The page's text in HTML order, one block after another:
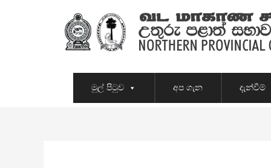
මුල් පිටුව අප ගැන දැන්වීම්